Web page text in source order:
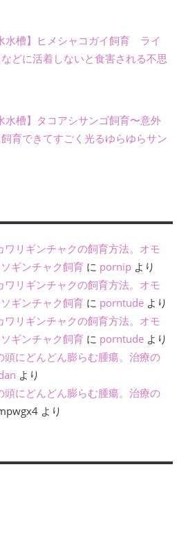
水槽】ヒメシャコガイ飼育 ライ
どに活着しないと食害される不思
水槽】タコアシサンゴ飼育〜意外
育できてすごく光るゆらゆらサン
ワリギンチャクの飼育方法。オモ
ギンチャク飼育 に pornip より
ワリギンチャクの飼育方法。オモ
ギンチャク飼育 に porntude より
ワリギンチャクの飼育方法。オモ
ギンチャク飼育 に porntude より
頭にどんどん膨らむ腫瘍。治療の
より
頭にどんどん膨らむ腫瘍。治療の
より